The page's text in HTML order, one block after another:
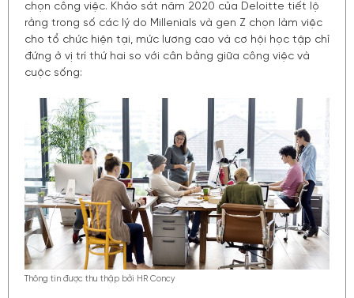
chọn công việc. Khảo sát năm 2020 của Deloitte tiết lộ
rằng trong số các lý do Millenials và gen Z chọn làm việc
cho tổ chức hiện tại, mức lương cao và cơ hội học tập chỉ
đứng ở vị trí thứ hai so với cân bằng giữa công việc và
cuộc sống:
Thông tin được thu thập bởi HR Concy